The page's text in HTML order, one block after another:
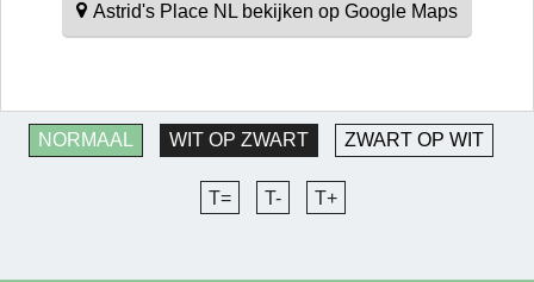
Astrid's Place NL bekijken op Google Maps
NORMAAL WIT OP ZWART ZWART OP WIT
T= T- T+